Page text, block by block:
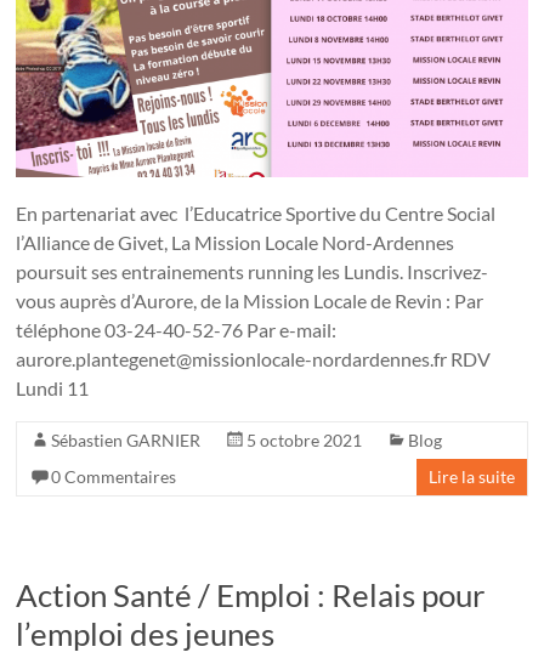
En partenariat avec l’Educatrice Sportive du Centre Social
l’Alliance de Givet, La Mission Locale Nord-Ardennes
poursuit ses entrainements running les Lundis. Inscrivez-
vous auprès d’Aurore, de la Mission Locale de Revin : Par
téléphone 03-24-40-52-76 Par e-mail:
aurore.plantegenet@missionlocale-nordardennes.fr RDV
Lundi 11
Sébastien GARNIER 5 octobre 2021
Blog
0 Commentaires
Lire la suite
Action Santé / Emploi : Relais pour
l’emploi des jeunes